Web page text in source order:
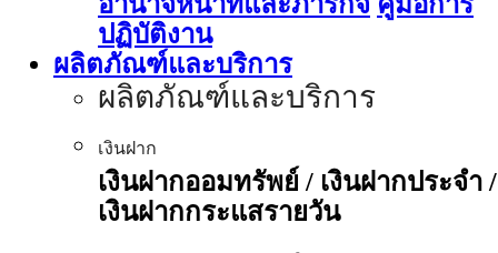
ปฏิบัติงาน
ผลิตภัณฑ์และบริการ
ผลิตภัณฑ์และบริการ
เงินฝาก
เงินฝากออมทรัพย์ / เงินฝากประจำ /
เงินฝากกระแสรายวัน